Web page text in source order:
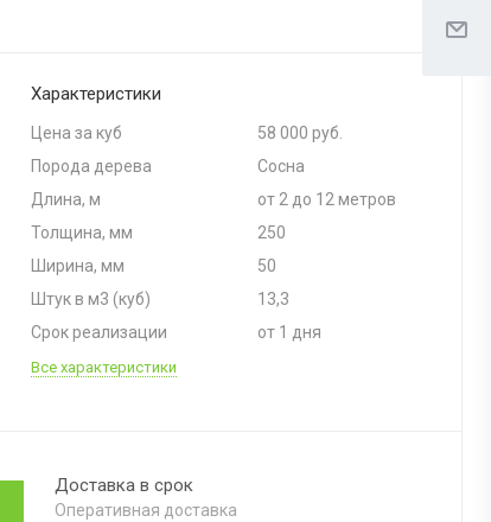
Характеристики
Цена за куб
58 000 руб.
Порода дерева
Сосна
Длина, м
от 2 до 12 метров
Толщина, мм
250
Ширина, мм
50
Штук в м3 (куб)
13,3
Срок реализации
от 1 дня
Все характеристики
Доставка в срок
Оперативная доставка